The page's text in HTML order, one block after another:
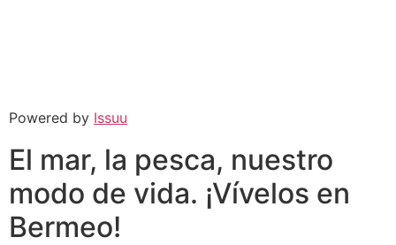
Powered by Issuu
El mar, la pesca, nuestro
modo de vida. ¡Vívelos en
Bermeo!